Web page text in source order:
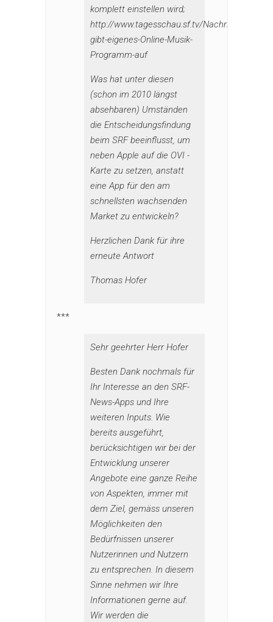
komplett einstellen wird;
http://www.tagesschau.sf.tv/Nachrichten/
gibt-eigenes-Online-Musik-
Programm-auf
Was hat unter diesen
(schon im 2010 längst
absehbaren) Umständen
die Entscheidungsfindung
beim SRF beeinflusst, um
neben Apple auf die OVI -
Karte zu setzen, anstatt
eine App für den am
schnellsten wachsenden
Market zu entwickeln?
Herzlichen Dank für ihre
erneute Antwort
Thomas Hofer
***
Sehr geehrter Herr Hofer
Besten Dank nochmals für
Ihr Interesse an den SRF-
News-Apps und Ihre
weiteren Inputs. Wie
bereits ausgeführt,
berücksichtigen wir bei der
Entwicklung unserer
Angebote eine ganze Reihe
von Aspekten, immer mit
dem Ziel, gemäss unseren
Möglichkeiten den
Bedürfnissen unserer
Nutzerinnen und Nutzern
zu entsprechen. In diesem
Sinne nehmen wir Ihre
Informationen gerne auf.
Wir werden die